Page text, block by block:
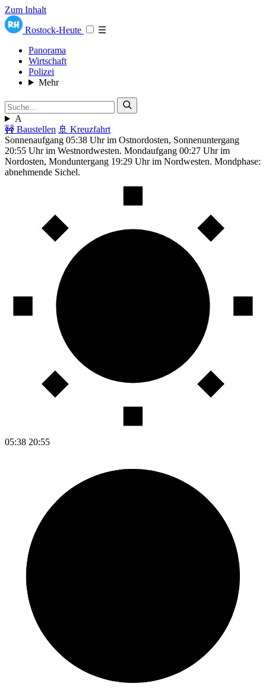
Zum Inhalt
Rostock-Heute
☰
Panorama
Wirtschaft
Polizei
Mehr
A
🚧 Baustellen 🚢 Kreuzfahrt
Sonnenaufgang 05:38 Uhr im Ostnordosten, Sonnenuntergang
20:55 Uhr im Westnordwesten. Mondaufgang 00:27 Uhr im
Nordosten, Monduntergang 19:29 Uhr im Nordwesten. Mondphase:
abnehmende Sichel.
05:38 20:55